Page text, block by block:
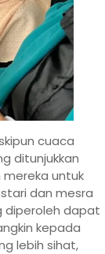
cuaca
ditunjukkan
untuk
dan mesra
diperoleh dapat
kepada
lebih sihat,